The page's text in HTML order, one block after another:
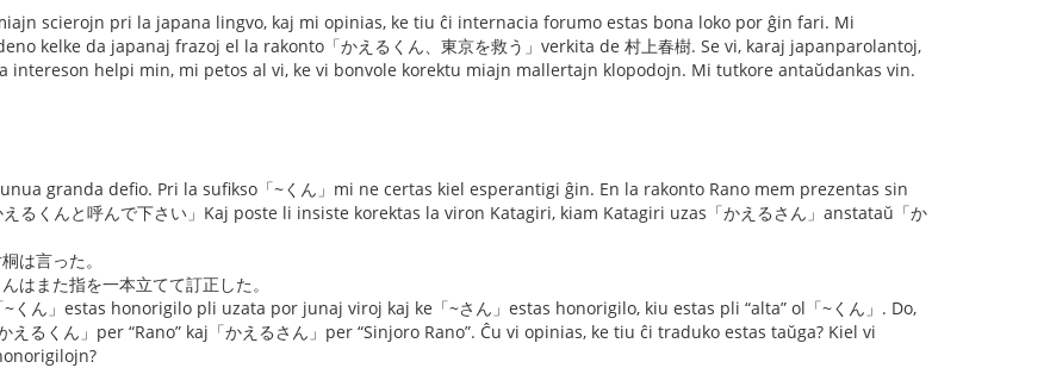
scierojn pri la japana lingvo, kaj mi opinias, ke tiu ĉi internacia forumo estas bona loko por ĝin fari. Mi
kelke da japanaj frazoj el la rakonto「かえるくん、東京を救う」verkita de 村上春樹. Se vi, karaj japanparolantoj,
intereson helpi min, mi petos al vi, ke vi bonvole korektu miajn mallertajn klopodojn. Mi tutkore antaŭdankas vin.
granda defio. Pri la sufikso「~くん」mi ne certas kiel esperantigi ĝin. En la rakonto Rano mem prezentas sin
るくんと呼んで下さい」Kaj poste li insiste korektas la viron Katagiri, kiam Katagiri uzas「かえるさん」anstataŭ「か
は言った。
はまた指を一本立てて訂正した。
くん」estas honorigilo pli uzata por junaj viroj kaj ke「~さん」estas honorigilo, kiu estas pli “alta” ol「~くん」. Do,
るくん」per “Rano” kaj「かえるさん」per “Sinjoro Rano”. Ĉu vi opinias, ke tiu ĉi traduko estas taŭga? Kiel vi